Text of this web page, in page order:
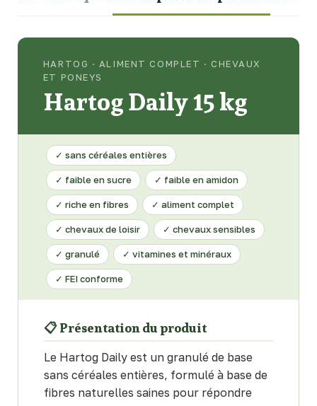
HARTOG · ALIMENT COMPLET · CHEVAUX
ET PONEYS
Hartog Daily 15 kg
✓ sans céréales entières
✓ faible en sucre ✓ faible en amidon
✓ riche en fibres ✓ aliment complet
✓ chevaux de loisir ✓ chevaux sensibles
✓ granulé ✓ vitamines et minéraux
✓ FEI conforme
📋 Présentation du produit
Le Hartog Daily est un granulé de base
sans céréales entières, formulé à base de
fibres naturelles saines pour répondre